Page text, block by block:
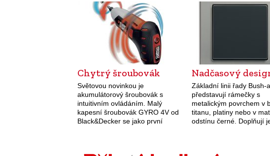
sypač, držák motorové pily,
držák…
kolekce „Founders“ byla
Chytrý šroubovák
Světovou novinkou je
akumulátorový šroubovák s
intuitivním ovládáním. Malý
kapesní šroubovák GYRO 4V od
Black&Decker se jako první
Nadčasový
Základní linii řady Bush-
představují rámečky s
metalickým povrchem v
titanu, platiny nebo v
odstínu černé. Doplňují